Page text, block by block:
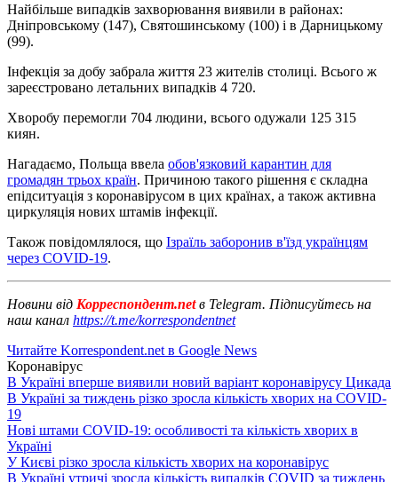
Найбільше випадків захворювання виявили в районах:
Дніпровському (147), Святошинському (100) і в Дарницькому
(99).
Інфекція за добу забрала життя 23 жителів столиці. Всього ж
зареєстровано летальних випадків 4 720.
Хворобу перемогли 704 людини, всього одужали 125 315
киян.
Нагадаємо, Польща ввела обов'язковий карантин для
громадян трьох країн. Причиною такого рішення є складна
епідситуація з коронавірусом в цих країнах, а також активна
циркуляція нових штамів інфекції.
Також повідомлялося, що Ізраїль заборонив в'їзд українцям
через COVID-19.
Новини від Корреспондент.netв Telegram. Підписуйтесь на
наш канал https://t.me/korrespondentnet
Читайте Korrespondent.net в Google News
Коронавірус
В Україні вперше виявили новий варіант коронавірусу Цикада
В Україні за тиждень різко зросла кількість хворих на COVID-
19
Нові штами COVID-19: особливості та кількість хворих в
Україні
У Києві різко зросла кількість хворих на коронавірус
В Україні утричі зросла кількість випадків COVID за тиждень